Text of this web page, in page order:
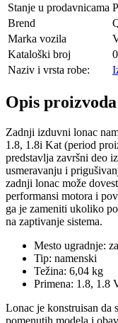
Stanje u prodavnicama
Brend
Marka vozila
Kataloški broj
Naziv i vrsta robe:
Opis proizvoda
Zadnji izduvni lonac
1.8, 1.8i Kat (period
predstavlja završni deo
usmeravanju i
zadnji lonac može
performansi motora i
ga je zameniti ukoliko
na zaptivanje sistema.
Mesto ugradnje:
Tip: namenski
Težina: 6,04 kg
Primena: 1.8, 1.8
Lonac je konstruisan da
pomenutih modela i